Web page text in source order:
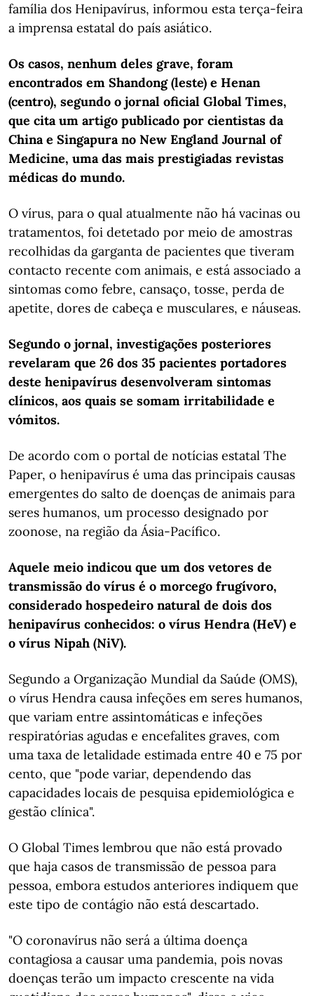
família dos Henipavírus, informou esta terça-feira
a imprensa estatal do país asiático.
Os casos, nenhum deles grave, foram
encontrados em Shandong (leste) e Henan
(centro), segundo o jornal oficial Global Times,
que cita um artigo publicado por cientistas da
China e Singapura no New England Journal of
Medicine, uma das mais prestigiadas revistas
médicas do mundo.
O vírus, para o qual atualmente não há vacinas ou
tratamentos, foi detetado por meio de amostras
recolhidas da garganta de pacientes que tiveram
contacto recente com animais, e está associado a
sintomas como febre, cansaço, tosse, perda de
apetite, dores de cabeça e musculares, e náuseas.
Segundo o jornal, investigações posteriores
revelaram que 26 dos 35 pacientes portadores
deste henipavírus desenvolveram sintomas
clínicos, aos quais se somam irritabilidade e
vómitos.
De acordo com o portal de notícias estatal The
Paper, o henipavírus é uma das principais causas
emergentes do salto de doenças de animais para
seres humanos, um processo designado por
zoonose, na região da Ásia-Pacífico.
Aquele meio indicou que um dos vetores de
transmissão do vírus é o morcego frugívoro,
considerado hospedeiro natural de dois dos
henipavírus conhecidos: o vírus Hendra (HeV) e
o vírus Nipah (NiV).
Segundo a Organização Mundial da Saúde (OMS),
o vírus Hendra causa infeções em seres humanos,
que variam entre assintomáticas e infeções
respiratórias agudas e encefalites graves, com
uma taxa de letalidade estimada entre 40 e 75 por
cento, que "pode variar, dependendo das
capacidades locais de pesquisa epidemiológica e
gestão clínica".
O Global Times lembrou que não está provado
que haja casos de transmissão de pessoa para
pessoa, embora estudos anteriores indiquem que
este tipo de contágio não está descartado.
"O coronavírus não será a última doença
contagiosa a causar uma pandemia, pois novas
doenças terão um impacto crescente na vida